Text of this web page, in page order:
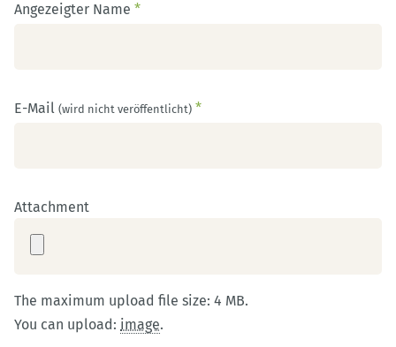
Angezeigter Name *
E-Mail (wird nicht veröffentlicht) *
Attachment
The maximum upload file size: 4 MB.
You can upload: image.